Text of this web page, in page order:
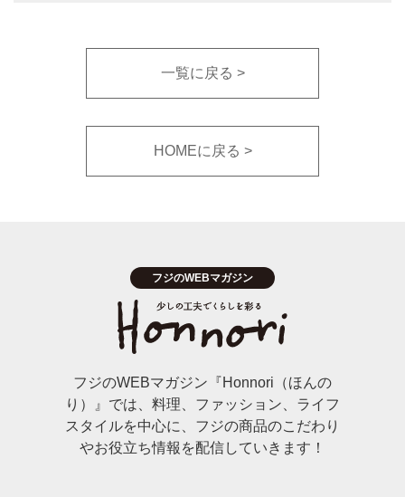
一覧に戻る
HOMEに戻る
フジのWEBマガジン『Honnori（ほんの
り）』では、料理、ファッション、ライフ
スタイルを中心に、フジの商品のこだわり
やお役立ち情報を配信していきます！